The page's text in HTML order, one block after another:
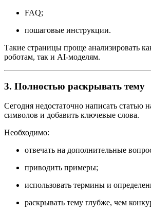
FAQ;
пошаговые инструкции.
Такие страницы проще анализировать
роботам, так и AI-моделям.
3. Полностью раскрывать тему
Сегодня недостаточно написать статью
символов и добавить ключевые слова.
Необходимо:
отвечать на дополнительные
приводить примеры;
использовать термины и
раскрывать тему глубже, чем